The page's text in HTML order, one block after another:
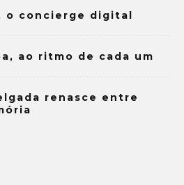
o concierge digital
ao ritmo de cada um
renasce entre